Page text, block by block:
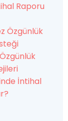
Raporu
Özgünlük
İntihal